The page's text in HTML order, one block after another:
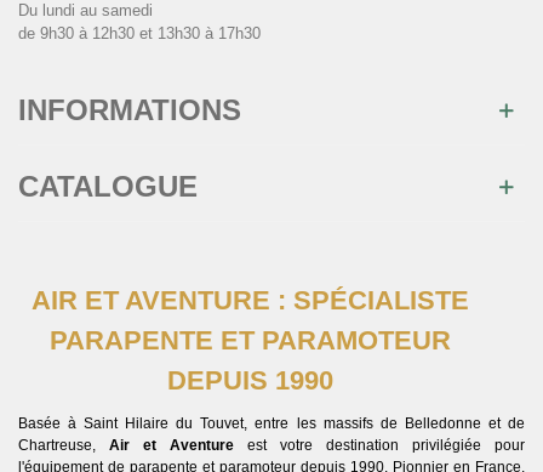
Du lundi au samedi
de 9h30 à 12h30 et 13h30 à 17h30
INFORMATIONS
CATALOGUE
AIR ET AVENTURE : SPÉCIALISTE
PARAPENTE ET PARAMOTEUR
DEPUIS 1990
Basée à Saint Hilaire du Touvet, entre les massifs de Belledonne et de
Chartreuse, Air et Aventure est votre destination privilégiée pour
l'équipement de parapente et paramoteur depuis 1990. Pionnier en France,